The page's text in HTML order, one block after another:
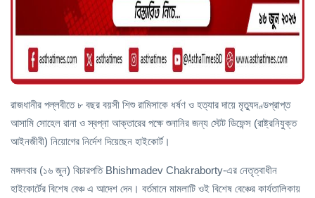
রাজধানীর পল্লবীতে ৮ বছর বয়সী শিশু রামিসাকে ধর্ষণ ও হত্যার দায়ে মৃত্যুদণ্ডপ্রাপ্ত
আসামি সোহেল রানা ও স্বপ্না আক্তারের পক্ষে শুনানির জন্য স্টেট ডিফেন্স (রাষ্ট্রনিযুক্ত
আইনজীবী) নিয়োগের নির্দেশ দিয়েছেন হাইকোর্ট।
মঙ্গলবার (১৬ জুন) বিচারপতি Bhishmadev Chakraborty-এর নেতৃত্বাধীন
হাইকোর্টের বিশেষ বেঞ্চ এ আদেশ দেন। বর্তমানে মামলাটি ওই বিশেষ বেঞ্চের কার্যতালিকায়